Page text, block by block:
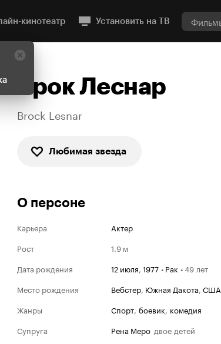
кинотеатр Установить на ТВ
Брок Леснар
Brock Lesnar
Любимая звезда
О персоне
Карьера
Актер
Рост
1.9 м
Дата рождения
12 июля, 1977 • Рак •49 лет
Место рождения
Вебстер, Южная Дакота, США
Жанры
спорт, боевик, комедия
Супруга
Рена Меро двое детей